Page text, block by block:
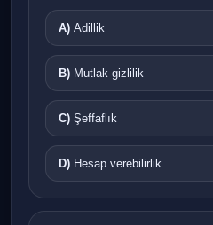
A) Adillik
B) Mutlak gizlilik
C) Şeffaflık
D) Hesap verebilirlik